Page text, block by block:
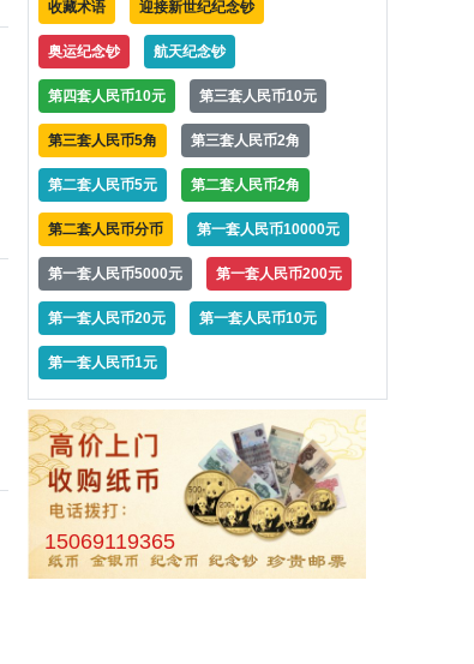
收藏术语 迎接新世纪纪念钞
奥运纪念钞 航天纪念钞
第四套人民币10元 第三套人民币10元
第三套人民币5角 第三套人民币2角
第二套人民币5元 第二套人民币2角
第二套人民币分币 第一套人民币10000元
第一套人民币5000元 第一套人民币200元
第一套人民币20元 第一套人民币10元
第一套人民币1元
15069119365